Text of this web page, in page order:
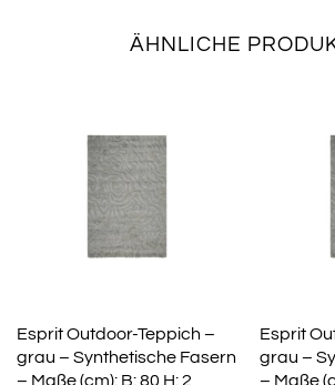
ÄHNLICHE
Esprit Outdoor-Teppich –
grau – Synthetische Fasern
– Maße (cm): B: 80 H: 2
Esprit
grau –
– Maße